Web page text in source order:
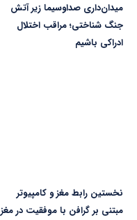
میدان‌داری صداوسیما زیر آتش
جنگ شناختی؛ مراقب اختلال
ادراکی باشیم
نخستین رابط مغز و کامپیوتر
مبتنی بر گرافن با موفقیت در مغز